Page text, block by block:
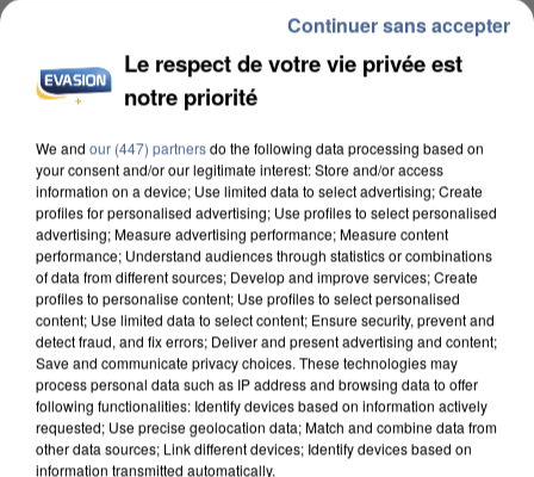
7 août 2026
Le respect de votre vie privée est
notre priorité
We and our (447) partnersdo the following data processing based on
your consent and/or our legitimate interest: Store and/or access
information on a device; Use limited data to select advertising; Create
profiles for personalised advertising; Use profiles to select personalised
advertising; Measure advertising performance; Measure content
performance; Understand audiences through statistics or combinations
of data from different sources; Develop and improve services; Create
profiles to personalise content; Use profiles to select personalised
content; Use limited data to select content; Ensure security, prevent and
detect fraud, and fix errors; Deliver and present advertising and content;
Save and communicate privacy choices. These technologies may
process personal data such as IP address and browsing data to offer
following functionalities: Identify devices based on information actively
requested; Use precise geolocation data; Match and combine data from
other data sources; Link different devices; Identify devices based on
information transmitted automatically.
Continuer sans accepter